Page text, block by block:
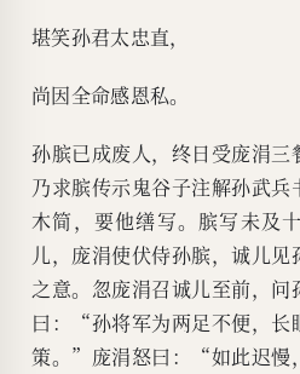
堪笑孙君太忠直，
尚因全命感恩私。
孙膑已成废人，终日受庞涓
乃求膑传示鬼谷子注解孙武
木简，要他缮写。膑写未及
儿，庞涓使伏侍孙膑，诚儿
之意。忽庞涓召诚儿至前，
曰：“孙将军为两足不便，长
策。”庞涓怒曰：“如此迟慢